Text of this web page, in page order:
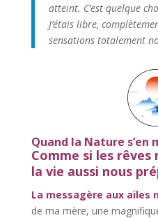
atteint. C’est quelque
J’étais libre,
sensations totalement
Quand la Nature s’en
Comme si les
la vie aussi nous
La messagère aux ailes
de ma mère, une